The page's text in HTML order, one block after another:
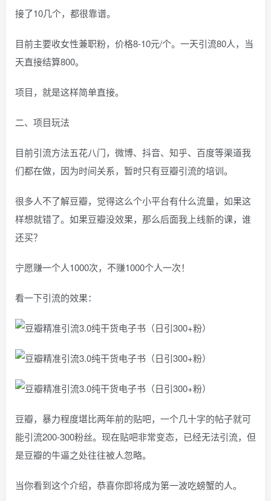
接了10几个，都很靠谱。
目前主要收女性兼职粉，价格8-10元/个。一天引流80人，当
天直接结算800。
项目，就是这样简单直接。
二、项目玩法
目前引流方法五花八门，微博、抖音、知乎、百度等渠道我
们都在做，因为时间关系，暂时只有豆瓣引流的培训。
很多人不了解豆瓣，觉得这么个小平台有什么流量，如果这
样想就错了。如果豆瓣没效果，那么后面我上线新的课，谁
还买？
宁愿赚一个人1000次，不赚1000个人一次！
看一下引流的效果：
豆瓣，暴力程度堪比两年前的贴吧，一个几十字的帖子就可
能引流200-300粉丝。现在贴吧非常变态，已经无法引流，但
是豆瓣的牛逼之处往往被人忽略。
当你看到这个介绍，恭喜你即将成为第一波吃螃蟹的人。